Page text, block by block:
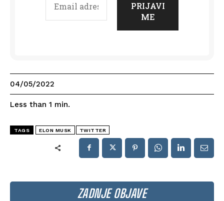
ZADNJE OBJAVE
04/05/2022
Less than 1 min.
TAGS ELON MUSK TWITTER